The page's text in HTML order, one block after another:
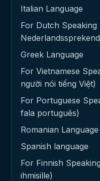
Italian Language
For Dutch
Greek Language
For Vietnamese
người nói tiếng Việt)
For Portuguese
fala português)
Romanian Language
Spanish language
For Finnish
ihmisille)